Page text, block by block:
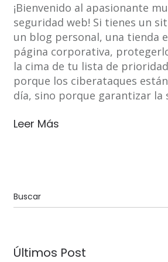
¡Bienvenido al apasionante
seguridad web! Si tienes un
un blog personal, una tienda
página corporativa,
la cima de tu lista de
porque los ciberataques
día, sino porque garantizar la
Leer Más
Últimos Post